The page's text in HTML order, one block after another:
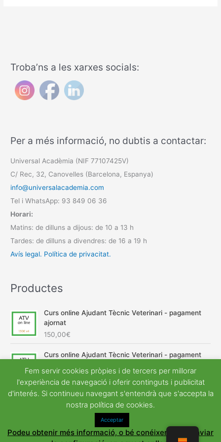
Troba’ns a les xarxes socials:
Per a més informació, no dubtis a contactar:
Universal Acadèmia (NIF 77107425V)
C/ Rec, 32, Canovelles (Barcelona, Espanya)
info@universalacademia.com
Tel i WhatsApp: 93 849 06 36
Horari:
Matins: de dilluns a dijous: de 10 a 13 h
Tardes: de dilluns a divendres: de 16 a 19 h
Avís legal. Política de privacitat.
Productes
Curs online Ajudant Tècnic Veterinari - pagament
ajornat
150,00€
Curs online Ajudant Tècnic Veterinari - pagament
600,00
E
l
p
r
o
540,00 €E
l
p
r
e
u
a
Universal Acadèmia
Astra Tema del WordPress
Fem servir cookies pròpies i de tercers per millorar
l'experiència de navegació i oferir continguts i publicitat
d'interés. Si continueu navegant s'entendrà que s'accepta la
nostra política de cookies.
Acceptar
Podeu obtenir més informació, o bé conéixer com canviar